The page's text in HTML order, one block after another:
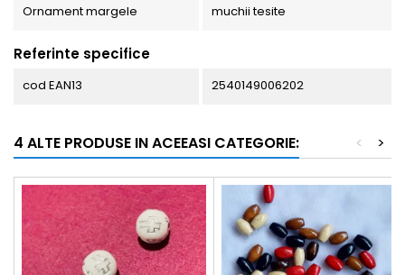
Ornament margele muchii tesite
Referinte specifice
cod EAN13 2540149006202
4 ALTE PRODUSE IN ACEEASI CATEGORIE: >
<